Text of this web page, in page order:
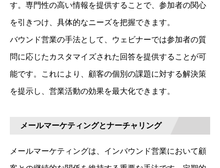
す。専門性の高い情報を提供することで、参加者の関心
を引きつけ、具体的なニーズを把握できます。
バウンド営業の手法として、ウェビナーでは参加者の質
問に応じたカスタマイズされた回答を提供することが可
能です。これにより、顧客の個別の課題に対する解決策
を提示し、営業活動の効果を最大化できます。
メールマーケティングとナーチャリング
メールマーケティングは、インバウンド営業において顧